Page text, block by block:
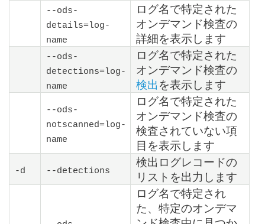
--ods-
details=log-
name
ログ名で特定された
オンデマンド検査の
詳細を表示します
--ods-
detections=log-
name
ログ名で特定された
オンデマンド検査の
検出 を表示します
--ods-
notscanned=log-
name
ログ名で特定された
オンデマンド検査の
検査されていない項
目を表示します
-d --detections
検出ログレコードの
リストを出力します
ログ名で特定され
た、特定のオンデマ